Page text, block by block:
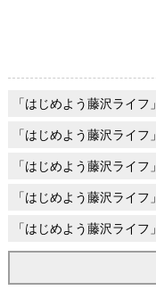
「はじめよう藤沢ライフ」
「はじめよう藤沢ライフ」
「はじめよう藤沢ライフ」
「はじめよう藤沢ライフ」
「はじめよう藤沢ライフ」